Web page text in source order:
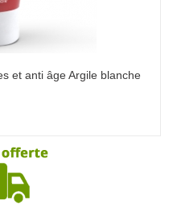
et anti âge Argile blanche